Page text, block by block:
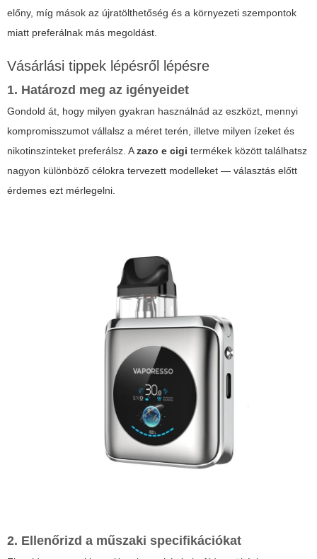
előny, míg mások az újratölthetőség és a környezeti szempontok
miatt preferálnak más megoldást.
Vásárlási tippek lépésről lépésre
1. Határozd meg az igényeidet
Gondold át, hogy milyen gyakran használnád az eszközt, mennyi
kompromisszumot vállalsz a méret terén, illetve milyen ízeket és
nikotinszinteket preferálsz. Azazo e cigi termékek között találhatsz
nagyon különböző célokra tervezett modelleket — választás előtt
érdemes ezt mérlegelni.
2. Ellenőrizd a műszaki specifikációkat